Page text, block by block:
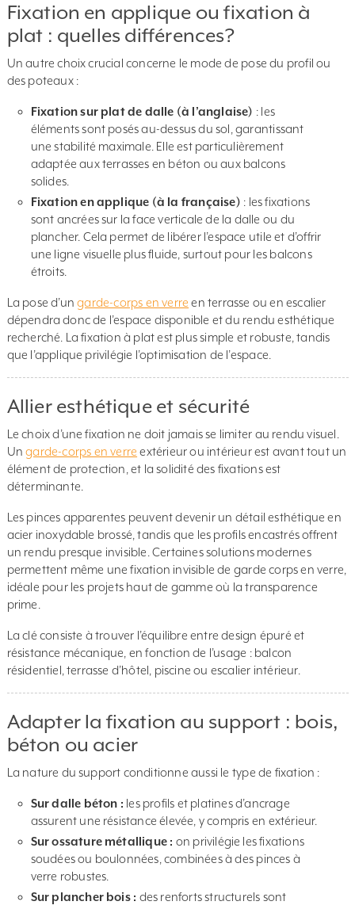
Fixation en applique ou fixation à
plat : quelles différences?
Un autre choix crucial concerne le mode de pose du profil ou
des poteaux :
Fixation sur plat de dalle (à l’anglaise) : les
éléments sont posés au-dessus du sol, garantissant
une stabilité maximale. Elle est particulièrement
adaptée aux terrasses en béton ou aux balcons
solides.
Fixation en applique (à la française) : les fixations
sont ancrées sur la face verticale de la dalle ou du
plancher. Cela permet de libérer l’espace utile et d’offrir
une ligne visuelle plus fluide, surtout pour les balcons
étroits.
La pose d’ungarde-corps en verre en terrasse ou en escalier
dépendra donc de l’espace disponible et du rendu esthétique
recherché. La fixation à plat est plus simple et robuste, tandis
que l’applique privilégie l’optimisation de l’espace.
Allier esthétique et sécurité
Le choix d’une fixation ne doit jamais se limiter au rendu visuel.
Ungarde-corps en verre extérieur ou intérieur est avant tout un
élément de protection, et la solidité des fixations est
déterminante.
Les pinces apparentes peuvent devenir un détail esthétique en
acier inoxydable brossé, tandis que les profils encastrés offrent
un rendu presque invisible. Certaines solutions modernes
permettent même une fixation invisible de garde corps en verre,
idéale pour les projets haut de gamme où la transparence
prime.
La clé consiste à trouver l’équilibre entre design épuré et
résistance mécanique, en fonction de l’usage : balcon
résidentiel, terrasse d’hôtel, piscine ou escalier intérieur.
Adapter la fixation au support : bois,
béton ou acier
La nature du support conditionne aussi le type de fixation :
Sur dalle béton : les profils et platines d’ancrage
assurent une résistance élevée, y compris en extérieur.
Sur ossature métallique : on privilégie les fixations
soudées ou boulonnées, combinées à des pinces à
verre robustes.
Sur plancher bois : des renforts structurels sont